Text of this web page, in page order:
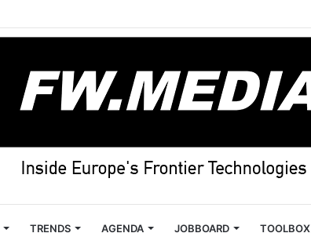
TRENDS AGENDA JOBBOARD TOOLBOX